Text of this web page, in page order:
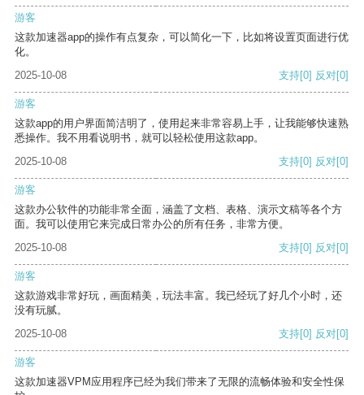
游客
这款加速器app的操作有点复杂，可以简化一下，比如将设置页面进行优
化。
2025-10-08
支持[0] 反对[0]
游客
这款app的用户界面简洁明了，使用起来非常容易上手，让我能够快速熟
悉操作。我不用看说明书，就可以轻松使用这款app。
2025-10-08
支持[0] 反对[0]
游客
这款办公软件的功能非常全面，涵盖了文档、表格、演示文稿等各个方
面。我可以使用它来完成日常办公的所有任务，非常方便。
2025-10-08
支持[0] 反对[0]
游客
这款游戏非常好玩，画面精美，玩法丰富。我已经玩了好几个小时，还
没有玩腻。
2025-10-08
支持[0] 反对[0]
游客
这款加速器VPM应用程序已经为我们带来了无限的流畅体验和安全性保